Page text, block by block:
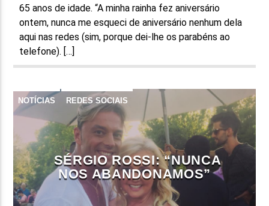
65 anos de idade. “A minha rainha fez aniversário
ontem, nunca me esqueci de aniversário nenhum dela
aqui nas redes (sim, porque dei-lhe os parabéns ao
telefone). […]
NOTÍCIAS REDES SOCIAIS
SÉRGIO ROSSI: “NUNCA
NOS ABANDONAMOS”